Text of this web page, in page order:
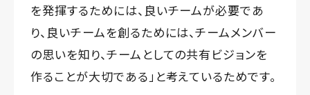
を発揮するためには、良いチームが必要であ
り、良いチームを創るためには、チームメンバー
の思いを知り、チームとしての共有ビジョンを
作ることが大切である」と考えているためです。